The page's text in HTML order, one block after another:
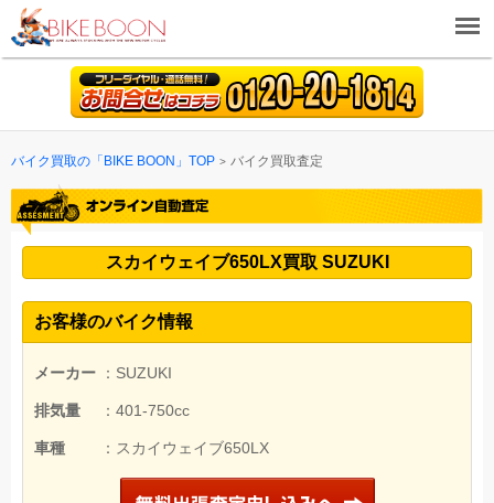
バイク買取の「BIKE BOON」TOP バイク買取査定
スカイウェイブ650LX買取 SUZUKI
お客様のバイク情報
メーカー ：SUZUKI
排気量 ：401-750cc
車種 ：スカイウェイブ650LX